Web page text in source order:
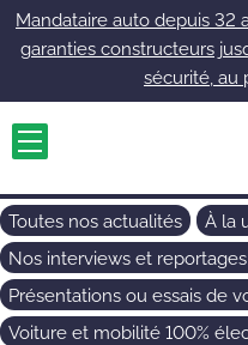
Mandataire auto depuis 32
garanties constructeurs
sécurité, au
Toutes nos actualités À la
Nos interviews et
Présentations ou essais de
Voiture et mobilité 100%